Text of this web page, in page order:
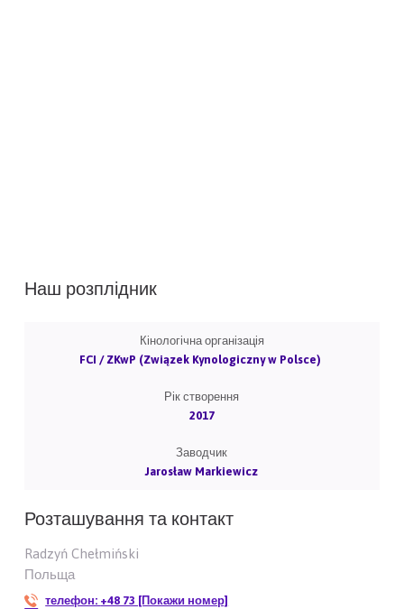
Наш розплідник
Кінологічна організація
FCI / ZKwP (Związek Kynologiczny w Polsce)
Рік створення
2017
Заводчик
Jarosław Markiewicz
Розташування та контакт
Radzyń Chełmiński
Польща
телефон: +48 73 [Покажи номер]